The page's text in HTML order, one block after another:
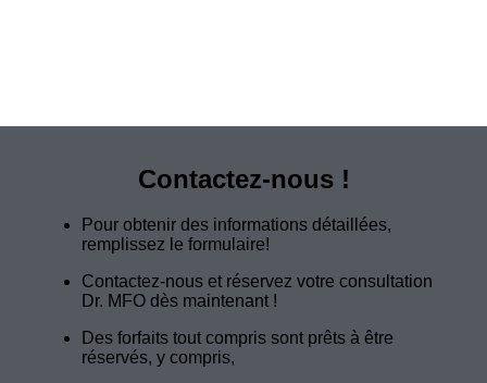
Contactez-nous !
Pour obtenir des informations détaillées,
remplissez le formulaire!
Contactez-nous et réservez votre consultation
Dr. MFO dès maintenant !
Des forfaits tout compris sont prêts à être
réservés, y compris,